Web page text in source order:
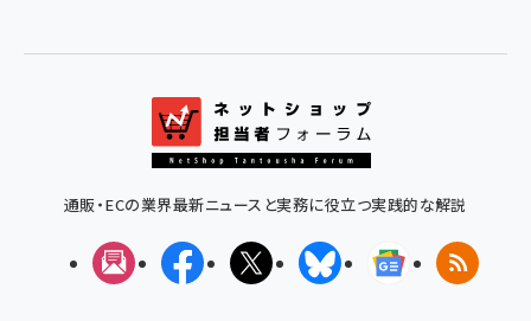
通販・ECの業界最新ニュースと実務に役立つ実践的な解説
メルマガFacebookX(エックス)BlueskyGoogleニュ
RSS